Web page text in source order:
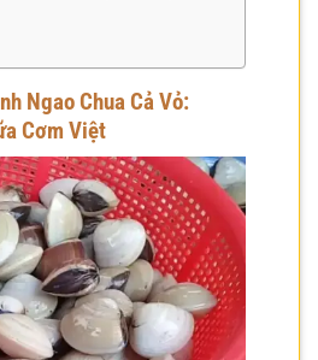
Ngao Chua Cả Vỏ:
Cơm Việt